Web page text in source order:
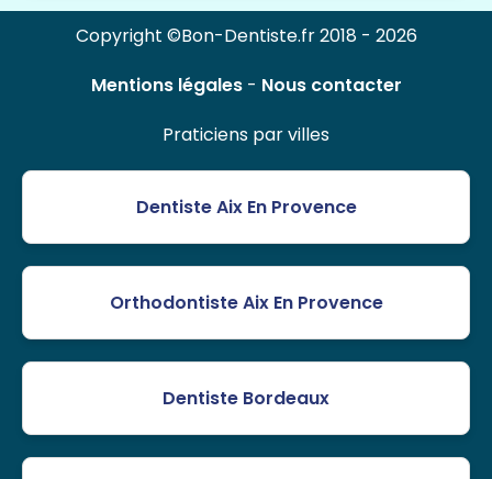
Copyright ©Bon-Dentiste.fr 2018 - 2026
Mentions légales- Nous contacter
Praticiens par villes
Dentiste Aix En Provence
Orthodontiste Aix En Provence
Dentiste Bordeaux